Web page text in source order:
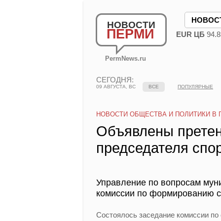
НОВОСТИ
ПЕРМИ
PermNews.ru
EUR ЦБ
СЕГОДНЯ:
09 АВГУСТА, ВС ВСЕ ПОПУЛЯРНЫЕ
НОВОСТИ ОБЩЕСТВА И ПОЛИТИКИ В
Объявлены
председателя
Управление по вопросам
комиссии по формированию
Состоялось заседание комиссии